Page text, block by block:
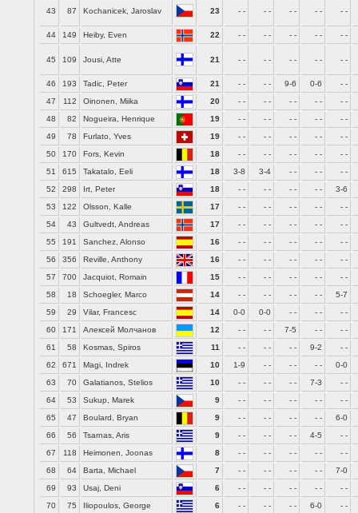
43 87 Kochanicek, Jaroslav 23 - - - - - - - - - -
44 149 Heiby, Even 22 - - - - - - - - - -
45 109 Jousi, Atte 21 - - - - - - - - - -
46 193 Tadic, Peter 21 - - - - 9-6 0-6
- -
47
112 Oinonen, Miika 20 - - - - - - - -
- -
48
82 Nogueira, Henrique 19 - - - - - - - -
- -
49
78 Furlato, Yves 19 - - - - - - - -
- -
50
170 Fors, Kevin 18 - - - - - - - -
- -
51
615 Takatalo, Eeli 18 3-8 3-4 - - - -
- -
52
298 Irt, Peter 18 - - - - - - - -
3-6
53
122 Olsson, Kalle 17 - - - - - - - -
- -
54
43 Gultvedt, Andreas 17 - - - - - - - -
- -
55
191 Sanchez, Alonso 16 - - - - - - - -
- -
56
356 Reville, Anthony 16 - - - - - - - -
- -
57
700 Jacquiot, Romain 15 - - - - - - - -
- -
58
18 Schoegler, Marco 14 - - - - - - - -
5-7
59
29 Vilar, Francesc 14 0-0 0-0 - - - -
- -
60
171 Алексей Молчанов 12 - - - - 7-5 - -
- -
61
58 Kosmas, Spiros 11 - - - - - - 9-2
- -
62
671 Magi, Indrek 10 1-9 - - - - - -
0-0
63
70 Galatianos, Stelios 10 - - - - - - 7-3
- -
64
53 Sukup, Marek 9 - - - - - - - -
- -
65
47 Boulard, Bryan 9 - - - - - - - -
6-0
66
56 Tsarnas, Aris 9 - - - - - - 4-5
- -
67
118 Heimonen, Joonas 8 - - - - - - - -
- -
68
64 Barta, Michael 7 - - - - - - - -
7-0
69
93 Usaj, Deni 6 - - - - - - - -
- -
70
75 Iliopoulos, George 6 - - - - - - 6-0
- -